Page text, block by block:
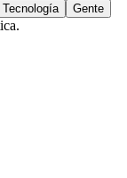
Tecnología Gente
.